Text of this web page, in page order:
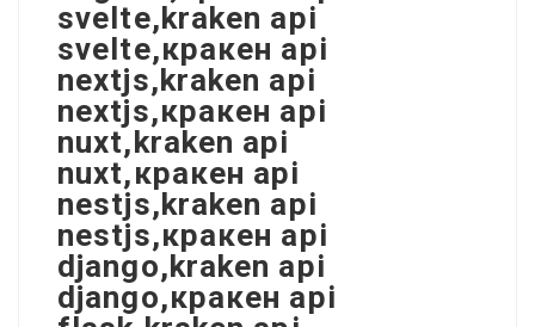
svelte,kraken api
svelte,кракен api
nextjs,kraken api
nextjs,кракен api
nuxt,kraken api
nuxt,кракен api
nestjs,kraken api
nestjs,кракен api
django,kraken api
django,кракен api